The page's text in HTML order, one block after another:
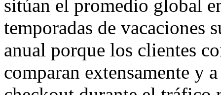
sitúan el promedio global
temporadas de vacaciones
anual porque los clientes
comparan extensamente y